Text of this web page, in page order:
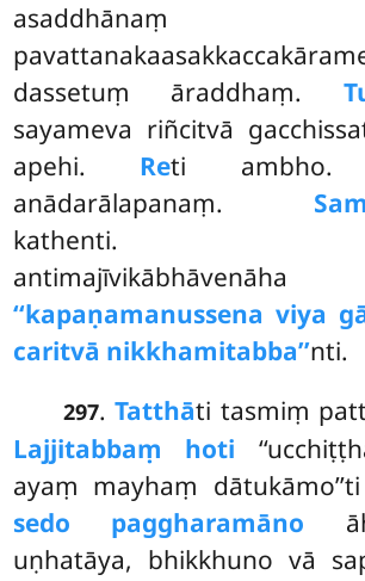
asaddhānaṃ
dassetuṃ āraddhaṃ.
sayameva riñcitvā
apehi. Reti
anādarālapanaṃ.
kathenti.
antimajīvikābhāvenāha
‘‘kapaṇamanussena viya
caritvā nikkhamitabba’’nti.
297.Tatthāti tasmiṃ
Lajjitabbaṃ hoti
ayaṃ mayhaṃ
sedo paggharamāno
uṇhatāya, bhikkhuno vā